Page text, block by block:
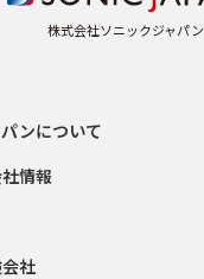
株式会社ソニックジャパン
ンについて
情報
社